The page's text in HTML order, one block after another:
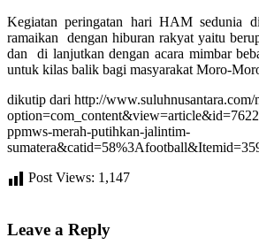
Kegiatan peringatan hari HAM sedunia
ramaikan dengan hiburan rakyat yaitu
dan di lanjutkan dengan acara mimbar
untuk kilas balik bagi masyarakat Moro-
dikutip dari http://www.suluhnusantara.com/
ppmws-merah-putihkan-jalintim-
Post Views: 1,147
Leave a Reply